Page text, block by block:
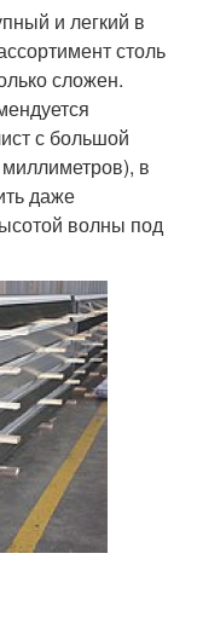
и легкий в
столь
сложен.
с большой
в
даже
волны под